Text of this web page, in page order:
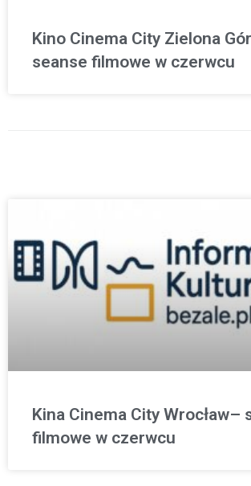
Kino Cinema City Zielona
seanse filmowe w czerwcu
Kina Cinema City Wrocław–
filmowe w czerwcu